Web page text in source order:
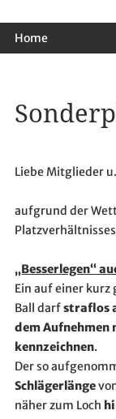
Home
Liebe Mitglieder
aufgrund der
„Besserlegen“
Ein auf einer kurz
Ball darfstraflos
dem Aufnehmen
kennzeichnen.
Der so
Schlägerlänge
näher zum Loch